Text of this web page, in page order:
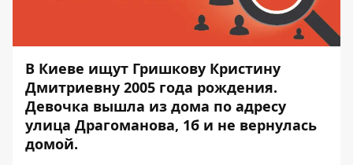
В Киеве ищут Гришкову Кристину
Дмитриевну 2005 года рождения.
Девочка вышла из дома по адресу
улица Драгоманова, 1б и не вернулась
домой.